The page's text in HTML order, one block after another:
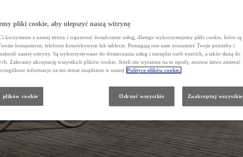
pliki cookie, aby ulepszyć naszą witrynę
korzystanie z naszej strony i usprawnić świadczenie usług, dlatego wykorzystujemy pliki cookie, które są
komputerze, telefonie komórkowym lub tablecie. Pomagają one nam zrozumieć Twoje potrzeby i
naszej witryny. Są wykorzystywane do dostarczania usług i narzędzi osób trzecich, a także służą do
Zalecamy akceptację wszystkich plików cookie. Jeżeli nie wyrażasz na to zgody, możesz łatwo zmienić
informacje na ten temat znajdziesz w naszej Polityce plików cookie.
plików cookie Odrzuć wszystkie Zaakceptuj wszystkie